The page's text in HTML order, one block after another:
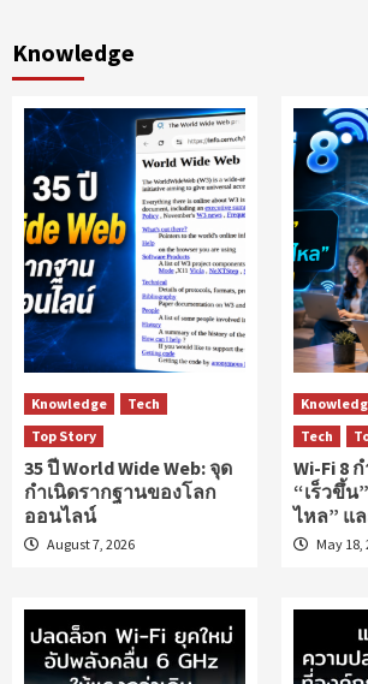
Knowledge
Knowledge
Tech
Top Story
35 ปี World Wide Web: จุด
กำเนิดรากฐานของโลก
ออนไลน์
August 7, 2026
Tech
Wi-Fi 8
“เร็วขึ้น
ไหล” แ
May 18,